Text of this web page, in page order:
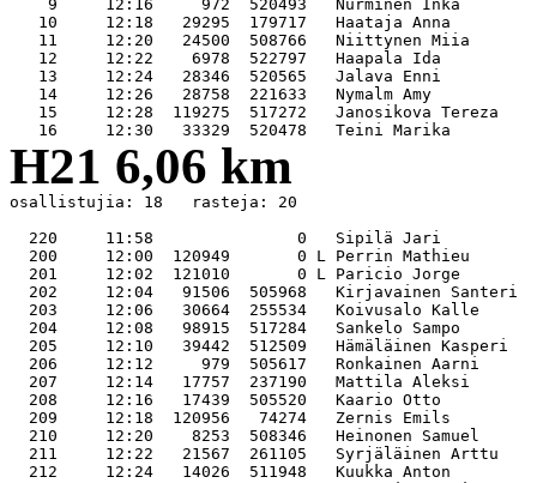
9     12:16     972  520493
10     12:18   29295  179717
11     12:20   24500  508766
12     12:22    6978  522797
13     12:24   28346  520565
14     12:26   28758  221633
15     12:28  119275  517272
H21 6,06 km
osallistujia: 18   rasteja: 20
220     11:58
200     12:00  120949       0 L
201     12:02  121010       0 L
202     12:04   91506  505968
203     12:06   30664  255534
204     12:08   98915  517284
205     12:10   39442  512509
206     12:12     979  505617
207     12:14   17757  237190
208     12:16   17439  505520
209     12:18  120956   74274
210     12:20    8253  508346
211     12:22   21567  261105
212     12:24   14026  511948